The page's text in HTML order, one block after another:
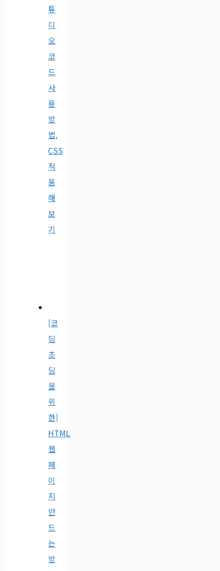
튜
디
오
코
드
사
용
방
법,
CSS
적
용
해
보
기
[코
딩
초
딩
을
위
한]
HTML
웹
페
이
지
만
드
는
방